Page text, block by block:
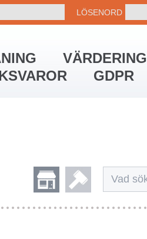
LÖSENORD
VÄRDERING
GDPR